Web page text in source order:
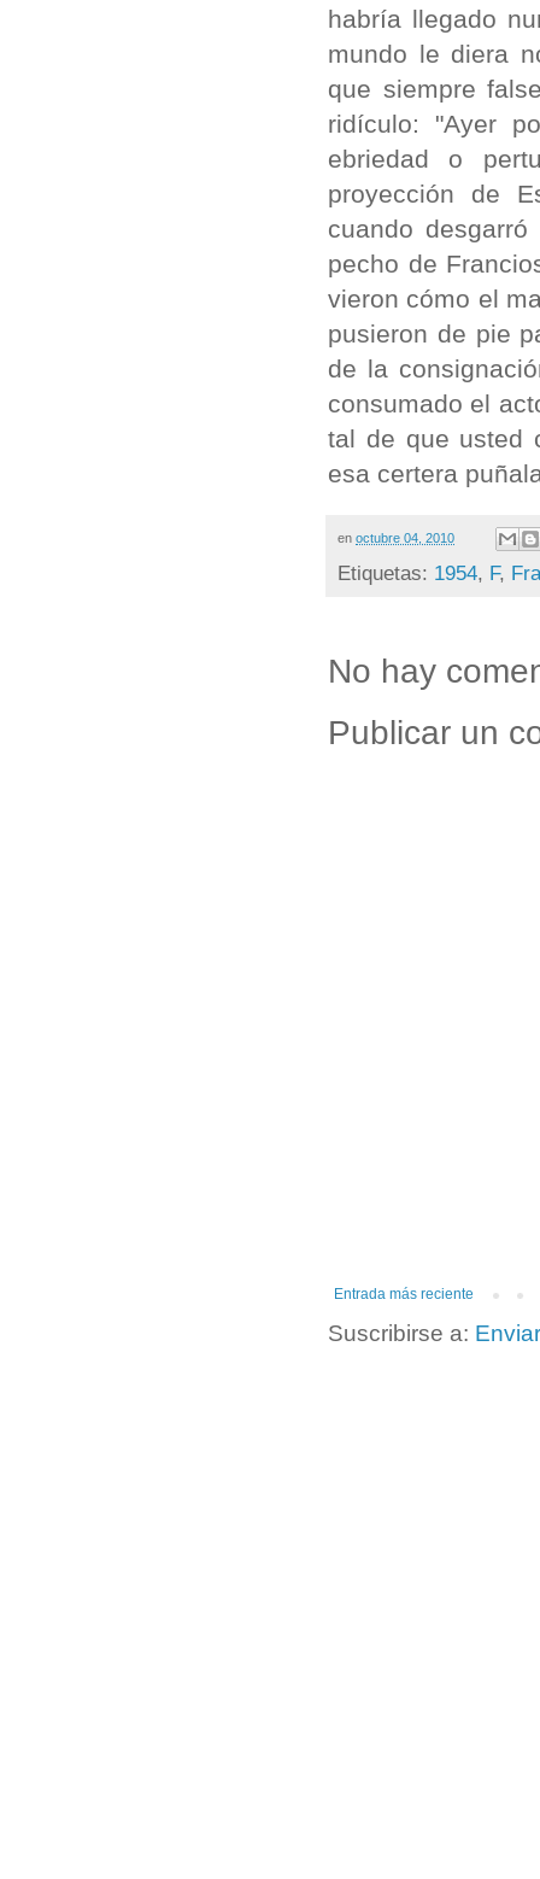
habría llegado
mundo le diera
que siempre
ridículo: "Ayer
ebriedad o
proyección de
cuando
pecho de
vieron cómo el
pusieron de pie
de la
consumado el
tal de que usted
esa certera
en octubre 04, 2010
Etiquetas: 1954, F,
No hay
Publicar un
Entrada más reciente
Suscribirse a: